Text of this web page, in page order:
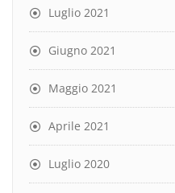
Luglio 2021
Giugno 2021
Maggio 2021
Aprile 2021
Luglio 2020